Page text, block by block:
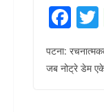
F
c
e
पटना:
जब नोट्रे डेम